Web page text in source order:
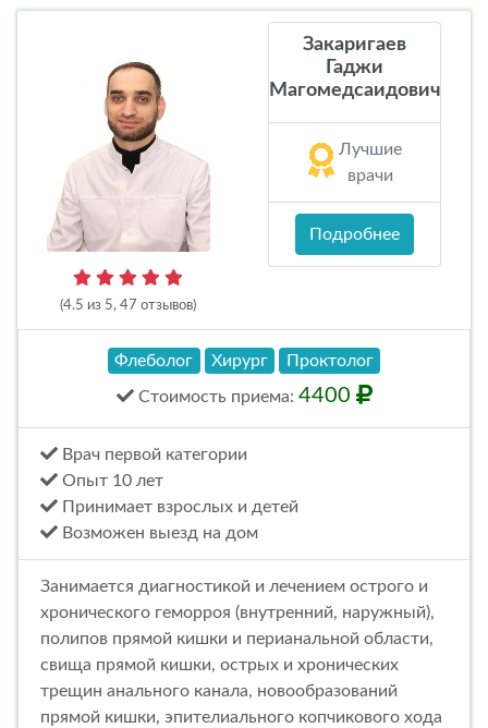
(4.5 из 5, 47 отзывов)
Закаригаев
Гаджи
Магомедсаидович
Лучшие
врачи
Подробнее
Флеболог Хирург Проктолог
Стоимость приема: 4400
Врач первой категории
Опыт 10 лет
Принимает взрослых и детей
Возможен выезд на дом
Занимается диагностикой и лечением острого и
хронического геморроя (внутренний, наружный),
полипов прямой кишки и перианальной области,
свища прямой кишки, острых и хронических
трещин анального канала, новообразований
прямой кишки, эпителиального копчикового хода